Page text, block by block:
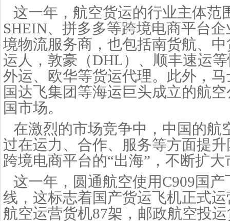
这一年，航空货运的行业主体范
SHEIN、拼多多等跨境电商平台
境物流服务商，也包括南货航、
运人，敦豪（DHL）、顺丰速运
外运、欧华等货运代理。此外，
国达飞集团等海运巨头成立的航
国市场。
在激烈的市场竞争中，中国的航
过在运力、合作、服务等方面提
跨境电商平台的“出海”，不断扩
这一年，圆通航空使用C909国
线，这标志着国产货运飞机正式
航空运营货机87架，邮政航空投